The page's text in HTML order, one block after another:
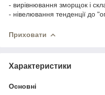
- вирівнювання зморщок і
- нівелювання тенденції до
Приховати
Характеристики
Основні